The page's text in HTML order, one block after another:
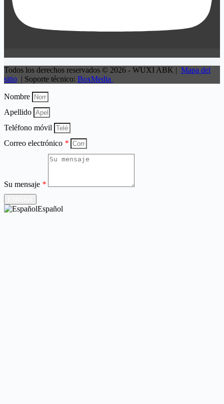
Todos los derechos reservados © 2026 - WUXI ABK | Mapa del
sitio | Soporte técnico: BoxMedia
Nombre
Apellido
Teléfono móvil
Correo electrónico *
Su mensaje *
Español